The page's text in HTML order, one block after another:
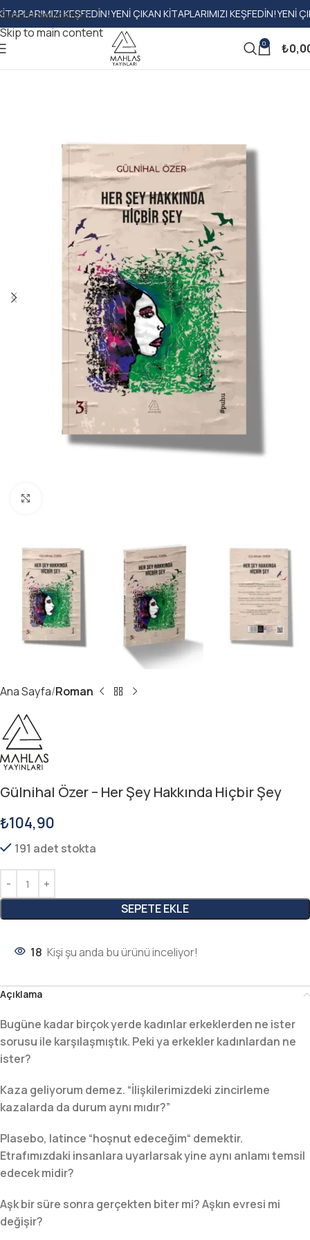
Skip to navigation
Skip to main content
KEŞFEDIN!YENI ÇIKAN KITAPLARIMIZI KEŞFEDIN!YENI ÇIKAN
0 ₺
Ana Sayfa Roman
Gülnihal Özer – Her Şey Hakkında Hiçbir Şey
₺104,90
191 adet stokta
SEPETE EKLE
18 Kişi şu anda bu ürünü inceliyor!
Açıklama
Bugüne kadar birçok yerde kadınlar erkeklerden ne ister
sorusu ile karşılaşmıştık. Peki ya erkekler kadınlardan ne
ister?
Kaza geliyorum demez. “İlişkilerimizdeki zincirleme
kazalarda da durum aynı mıdır?”
Plasebo, latince “hoşnut edeceğim“ demektir.
Etrafımızdaki insanlara uyarlarsak yine aynı anlamı temsil
edecek midir?
Aşk bir süre sonra gerçekten biter mi? Aşkın evresi mi
değişir?